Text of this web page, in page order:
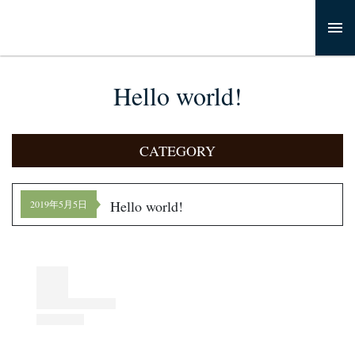
Hello world!
CATEGORY
2019年5月5日 Hello world!